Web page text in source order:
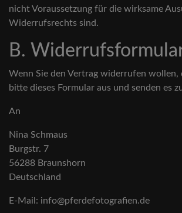
nicht Voraussetzung für die wirksame
Widerrufsrechts sind.
B.
Wenn Sie den Vertrag widerrufen wollen,
bitte dieses Formular aus und senden es
An
Nina Schmaus
Burgstr. 7
56288 Braunshorn
Deutschland
E-Mail: info@pferdefotografien.de